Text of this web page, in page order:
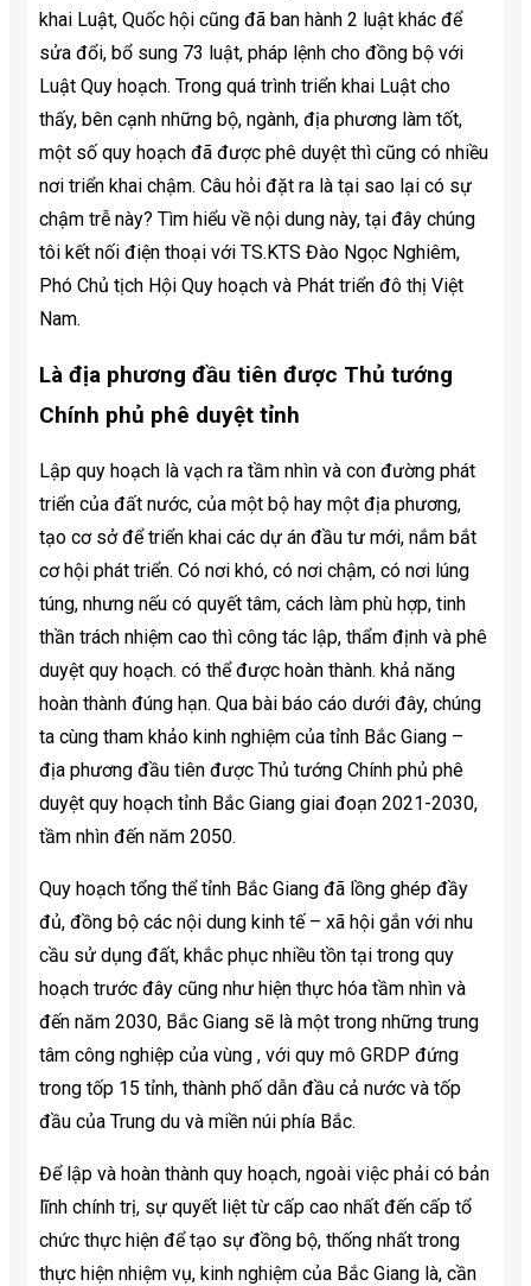
khai Luật, Quốc hội cũng đã ban hành 2 luật khác để
sửa đổi, bổ sung 73 luật, pháp lệnh cho đồng bộ với
Luật Quy hoạch. Trong quá trình triển khai Luật cho
thấy, bên cạnh những bộ, ngành, địa phương làm tốt,
một số quy hoạch đã được phê duyệt thì cũng có nhiều
nơi triển khai chậm. Câu hỏi đặt ra là tại sao lại có sự
chậm trễ này? Tìm hiểu về nội dung này, tại đây chúng
tôi kết nối điện thoại với TS.KTS Đào Ngọc Nghiêm,
Phó Chủ tịch Hội Quy hoạch và Phát triển đô thị Việt
Nam.
Là địa phương đầu tiên được Thủ tướng
Chính phủ phê duyệt tỉnh
Lập quy hoạch là vạch ra tầm nhìn và con đường phát
triển của đất nước, của một bộ hay một địa phương,
tạo cơ sở để triển khai các dự án đầu tư mới, nắm bắt
cơ hội phát triển. Có nơi khó, có nơi chậm, có nơi lúng
túng, nhưng nếu có quyết tâm, cách làm phù hợp, tinh
thần trách nhiệm cao thì công tác lập, thẩm định và phê
duyệt quy hoạch. có thể được hoàn thành. khả năng
hoàn thành đúng hạn. Qua bài báo cáo dưới đây, chúng
ta cùng tham khảo kinh nghiệm của tỉnh Bắc Giang –
địa phương đầu tiên được Thủ tướng Chính phủ phê
duyệt quy hoạch tỉnh Bắc Giang giai đoạn 2021-2030,
tầm nhìn đến năm 2050.
Quy hoạch tổng thể tỉnh Bắc Giang đã lồng ghép đầy
đủ, đồng bộ các nội dung kinh tế – xã hội gắn với nhu
cầu sử dụng đất, khắc phục nhiều tồn tại trong quy
hoạch trước đây cũng như hiện thực hóa tầm nhìn và
đến năm 2030, Bắc Giang sẽ là một trong những trung
tâm công nghiệp của vùng , với quy mô GRDP đứng
trong tốp 15 tỉnh, thành phố dẫn đầu cả nước và tốp
đầu của Trung du và miền núi phía Bắc.
Để lập và hoàn thành quy hoạch, ngoài việc phải có bản
lĩnh chính trị, sự quyết liệt từ cấp cao nhất đến cấp tổ
chức thực hiện để tạo sự đồng bộ, thống nhất trong
thực hiện nhiệm vụ, kinh nghiệm của Bắc Giang là, cần